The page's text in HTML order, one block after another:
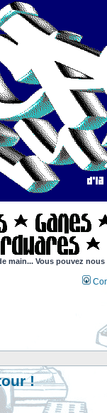
main... Vous pouvez
!